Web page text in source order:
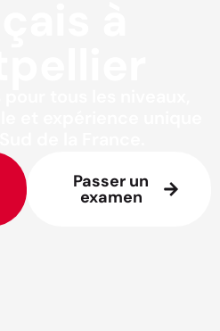
Passer un
examen